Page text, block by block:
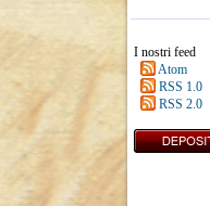
I nostri feed
Atom
RSS 1.0
RSS 2.0